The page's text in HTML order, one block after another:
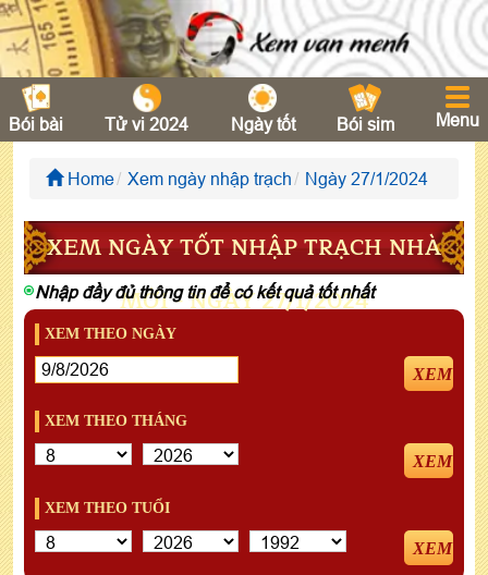
Bói bài Tử vi 2024 Ngày tốt Bói sim Menu
Home Xem ngày nhập trạch Ngày 27/1/2024
XEM NGÀY TỐT NHẬP TRẠCH NHÀ
MỚI - NGÀY 27/1/2024
Nhập đầy đủ thông tin để có kết quả tốt nhất
XEM THEO NGÀY
XEM
XEM THEO THÁNG
XEM
XEM THEO TUỔI
XEM